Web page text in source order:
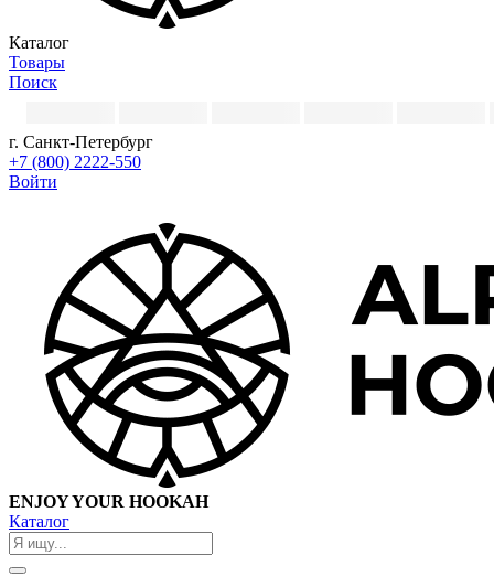
Каталог
Товары
Поиск
г. Санкт-Петербург
+7 (800) 2222-550
Войти
ENJOY YOUR HOOKAH
Каталог